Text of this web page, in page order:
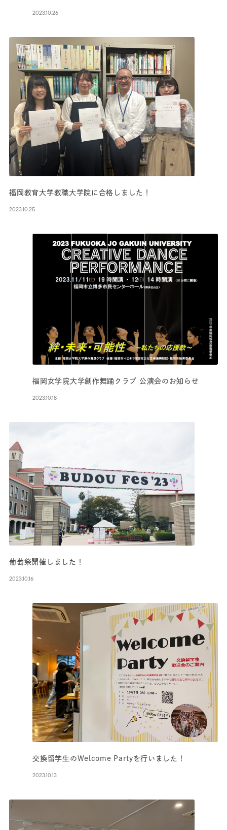
2023.10.26
福岡教育大学教職大学院に合格しました！
2023.10.25
福岡女学院大学創作舞踊クラブ 公演会のお知らせ
2023.10.18
葡萄祭開催しました！
2023.10.16
交換留学生のWelcome Partyを行いました！
2023.10.13